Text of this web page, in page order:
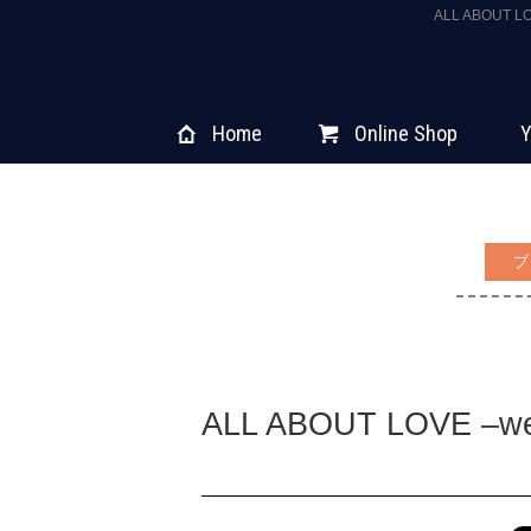
ALL ABOUT
Home Online Shop
ALL ABOUT LOVE